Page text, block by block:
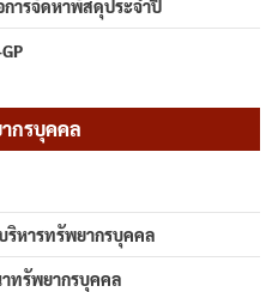
การจัดหาพัสดุประจำปี
กรบุคคล
ริหารทรัพยากรบุคคล
ทรัพยากรบุคคล